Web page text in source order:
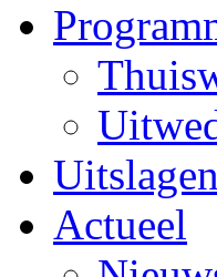
Uitslagen
Actueel